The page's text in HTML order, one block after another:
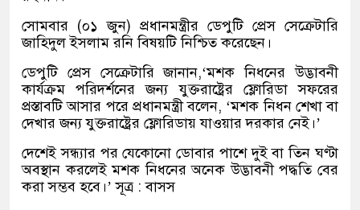
সোমবার (০১ জুন) প্রধানমন্ত্রীর ডেপুটি প্রেস সেক্রেটারি
জাহিদুল ইসলাম রনি বিষয়টি নিশ্চিত করেছেন।
ডেপুটি প্রেস সেক্রেটারি জানান,‘মশক নিধনের উদ্ভাবনী
কার্যক্রম পরিদর্শনের জন্য যুক্তরাষ্ট্রের ফ্লোরিডা সফরের
প্রস্তাবটি আসার পরে প্রধানমন্ত্রী বলেন, ‘মশক নিধন শেখা বা
দেখার জন্য যুক্তরাষ্ট্রের ফ্লোরিডায় যাওয়ার দরকার নেই।’
দেশেই সন্ধ্যার পর যেকোনো ডোবার পাশে দুই বা তিন ঘণ্টা
অবস্থান করলেই মশক নিধনের অনেক উদ্ভাবনী পদ্ধতি বের
করা সম্ভব হবে।’সূত্র :বাসস